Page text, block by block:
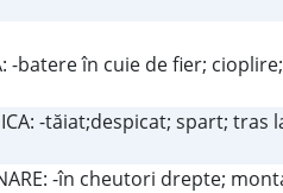
-batere în cuie de fier;
-tăiat;despicat; spart;
-în cheutori drepte;